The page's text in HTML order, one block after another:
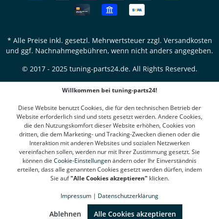
* Alle Preise inkl. gesetzl. Mehrwertsteuer zzgl. Versandkosten
und ggf. Nachnahmegebühren, wenn nicht anders angegeben.
© 2017 - 2025 tuning-parts24.de. All Rights Reserved.
Willkommen bei tuning-parts24!
Diese Website benutzt Cookies, die für den technischen Betrieb der
Website erforderlich sind und stets gesetzt werden. Andere Cookies,
die den Nutzungskomfort dieser Website erhöhen, Cookies von
dritten, die dem Marketing- und Tracking-Zwecken dienen oder die
Interaktion mit anderen Websites und sozialen Netzwerken
vereinfachen sollen, werden nur mit Ihrer Zustimmung gesetzt. Sie
können die Cookie-Einstellungenändern oder Ihr Einverständnis
erteilen, dass alle genannten Cookies gesetzt werden dürfen, indem
Sie auf"Alle Cookies akzeptieren" klicken.
Impressum | Datenschutzerklärung
Ablehnen Alle Cookies akzeptieren
(4.78 / 5)
1312
Bewertungen bei: google.de, shopvote.de ⓘ
Informationen zur Echtheit der Bewertungen